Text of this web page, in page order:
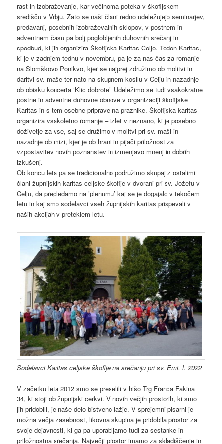
rast in izobraževanje, kar večinoma poteka v škofijskem
središču v Vrbju. Zato se naši člani redno udeležujejo seminarjev,
predavanj, posebnih izobraževalnih sklopov, v postnem in
adventnem času pa bolj poglobljenih duhovnih srečanj in
spodbud, ki jih organizira Škofijska Karitas Celje. Teden Karitas,
ki je v zadnjem tednu v novembru, pa je za nas čas za romanje
na Slomškovo Ponikvo, kjer se najprej združimo ob molitvi in
daritvi sv. maše ter nato na skupnem kosilu v Celju in nazadnje
ob obisku koncerta ‘Klic dobrote’. Udeležimo se tudi vsakokratne
postne in adventne duhovne obnove v organizaciji škofijske
Karitas in s tem osebne priprave na praznike. Škofijska karitas
organizira vsakoletno romanje – izlet v neznano, ki je posebno
doživetje za vse, saj se družimo v molitvi pri sv. maši in
nazadnje ob mizi, kjer je ob hrani in pijači priložnost za
vzpostavitev novih poznanstev in izmenjavo mnenj in dobrih
izkušenj.
Ob koncu leta pa se tradicionalno podružimo skupaj z ostalimi
člani župnijskih karitas celjske škofije v dvorani pri sv. Jožefu v
Celju, da pregledamo na ’plenumu’ kaj se je dogajalo v tekočem
letu in kaj smo sodelavci vseh župnijskih karitas prispevali v
naših akcijah v preteklem letu.
Sodelavci Karitas celjske škofije na srečanju pri sv. Emi, l. 2022
V začetku leta 2012 smo se preselili v hišo Trg Franca Fakina
34, ki stoji ob župnijski cerkvi. V novih večjih prostorih, ki smo
jih pridobili, je naše delo bistveno lažje. V sprejemni pisarni je
možna večja zasebnost, likovna skupina je pridobila prostor za
svoje dejavnosti, ki ga pa uporabljamo tudi za sestanke in
priložnostna srečanja. Največji prostor imamo za skladiščenje in